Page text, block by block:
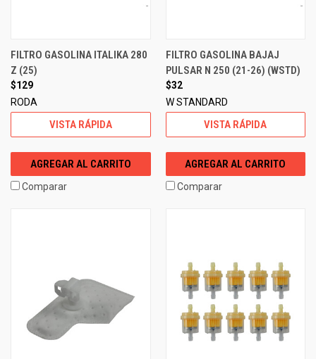
FILTRO GASOLINA ITALIKA 280
Z (25)
$129
RODA
VISTA RÁPIDA
AGREGAR AL CARRITO
Comparar
FILTRO GASOLINA BAJAJ
PULSAR N 250 (21-26) (WSTD)
$32
W STANDARD
VISTA RÁPIDA
AGREGAR AL CARRITO
Comparar